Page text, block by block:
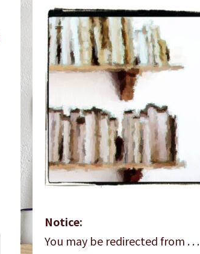
Notice:
You may be redirected from . . .